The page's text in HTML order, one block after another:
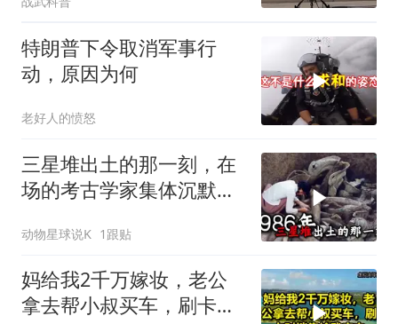
特朗普下令取消军事行
动，原因为何
老好人的愤怒
三星堆出土的那一刻，在
场的考古学家集体沉默
动物星球说K 1跟贴
妈给我2千万嫁妆，老公
拿去帮小叔买车，刷卡时